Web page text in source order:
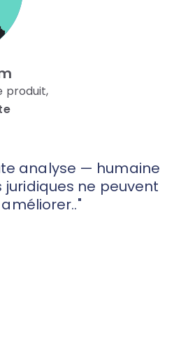
produit,
analyse — humaine
juridiques ne peuvent